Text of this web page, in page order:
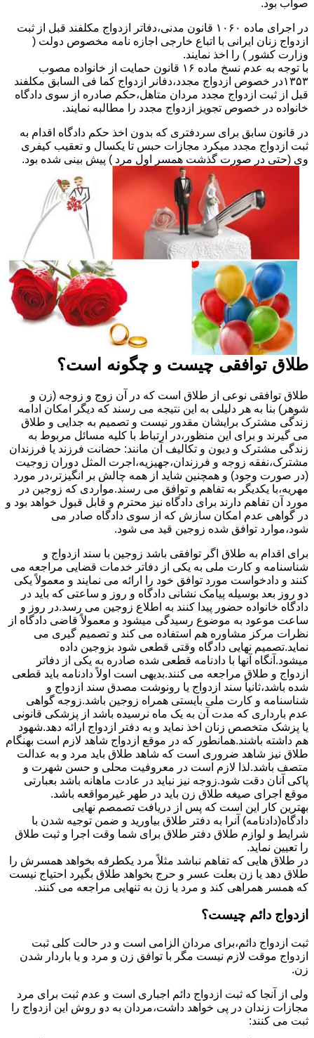
صواب بود.
در اجرای ماده ۱۰۶۰ قانون مدنی،دفاتر ازدواج مکلفند قبل از ثبت
ازدواج زنان ایرانی با اتباع خارجی اجازه نامه مخصوص دولت (
وزارت کشور ) را اخذ نمایند.
با توجه به عدم نسخ ماده ۱۶ قانون حمایت از خانواده مصوب
۱۳۵۳در خصوص ازدواج مجدد،دفانر ازدواج کما فی السابق مکلفند
قبل از ثبت ازدواج مجدد مردان متاهل،حکم صادره از سوی دادگاه
خانواده در خصوص تجویز ازدواج مجدد را مطالبه نمایند.
در قانون سابق برای سردفتری که بدون اخذ حکم دادگاه اقدام به
ثبت ازدواج مجدد میکرد مجازات حبس تا یکسال و تعقیب کیفری
وی (حتی در صورت گذشت همسر اول مرد ) پیش بینی شده بود.
طلاق توافقی چیست و چگونه است؟
طلاق توافقی نوعی از طلاق است که در آن زوج و زوجه (زن و
شوهر) بنا به هر دلیلی به این نتیجه می رسند که دیگر امکان ادامه
زندگی مشترک برایشان مقدور نیست و تصمیم به جدایی و طلاق
می گیرند و برای این منظور،در ارتباط با کلیه مسائل مربوط به
زندگی مشترک و دیون و تکالیف آن مانند: حضانت فرزند یا فرزندان
مشترک،نفقه زوجه و فرزندان،جهیزیه،اجرت المثل دوران زوجیت
(در صورت وجود) و همچنین شاید از همه چالش بر انگیزتر،در مورد
مهریه،با یکدیگر به تفاهم و توافق می رسند.مواردی که زوجین در
مورد آن تفاهم دارند برای دادگاه نیز محترم و قابل قبول خواهد بود و
در گواهی عدم امکان سازش که از سوی دادگاه صادر می
شود،موارد توافق شده زوجین قید می شود.
برای اقدام به طلاق اگر توافقی باشد زوجین با سند ازدواج و
شناسنامه و کارت ملی به یکی از دفاتر خدمات قضایی مراجعه می
کنند و دادخواست مورد توافق خود را ارائه می نمایند و معمولاً یکی
دو روز بعد بوسیله پیامک نشانی دادگاه و روز و ساعتی که باید در
دادگاه خانواده حضور پیدا کنند به اطلاع زوجین می رسد.در روز و
ساعت موعود به موضوع رسیدگی میشود و معمولاً قاضی دادگاه از
نظرات مرکز مشاوره هم استفاده می کند و تصمیم گیری می
نماید.تصمیم نهایی دادگاه وقتی قطعی شود بزوجین داده
میشود.آنگاه آنها با دادنامه قطعی شده صادره به یکی از دفاتر
ازدواج و طلاق مراجعه می کنند.بدیهی است اولاً دادنامه باید قطعی
شده باشد،ثانیاً سند ازدواج یا رونوشت مصدق سند ازدواج و
شناسنامه و کارت ملی بایستی همراه زوجین باشد.زوجه گواهی
عدم بارداری که مدت آن به یک ماه نرسیده باشد از پزشکی قانونی
یا پزشک متخصص زنان اخذ نماید و به دفتر ازدواج ارائه دهد.شهود
هم داشته باشند.همانطور که در موقع ازدواج شاهد لازم است بهنگام
طلاق نیز شاهد ضروری است که شاهد طلاق باید مرد و به عدالت
متصف باشد.لذا لازم است در معروفیت محلی و حسن شهرت و
پاکی آنان دقت شود.زوجه نیز نباید در عادت ماهانه باشد بعبارتی
موقع اجرای صیغه طلاق زن باید در طهر غیرمواقعه باشد.
بهترین کار این است که پس از دریافت تصمصم نهایی
دادگاه(دادنامه) آنرا به دفتر طلاق بیاورید و ضمن توجیه شدن با
شرایط و لوازم طلاق دفتر طلاق برای شما وقت اجرا و ثبت طلاق
را تعیین نماید.
در طلاق هایی که تفاهم نباشد مثلاً مرد یکطرفه بخواهد همسرش را
طلاق دهد یا زن بعلت عسر و حرج بخواهد طلاق بگیرد احتیاج نیست
که همسر همراهی کند و مرد یا زن به تنهایی مراجعه می کنند.
ازدواج دائم چیست؟
ثبت ازدواج دائم،برای مردان الزامی است و در حالت کلی ثبت
ازدواج موقت لازم نیست مگر با توافق زن و مرد و یا باردار شدن
زن.
ولی از آنجا که ثبت ازدواج دائم اجباری است و عدم ثبت برای مرد
مجازات زندان در پی خواهد داشت،مردان به دو روش این ازدواج را
ثبت می کنند: